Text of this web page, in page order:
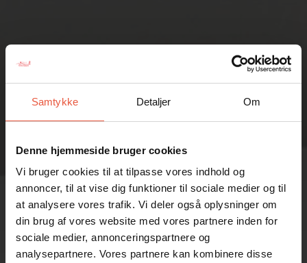
Samtykke Detaljer Om
Denne hjemmeside bruger cookies
Vi bruger cookies til at tilpasse vores indhold og
annoncer, til at vise dig funktioner til sociale medier og til
at analysere vores trafik. Vi deler også oplysninger om
din brug af vores website med vores partnere inden for
sociale medier, annonceringspartnere og
analysepartnere. Vores partnere kan kombinere disse